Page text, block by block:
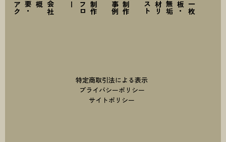
一
枚
板
・
無
垢
材
リ
ス
ト
制
作
事
例
制
作
フ
ロ
会
社
概要
・
ア
ク
セ
特定商取引法による表示
プライバシーポリシー
サイトポリシー